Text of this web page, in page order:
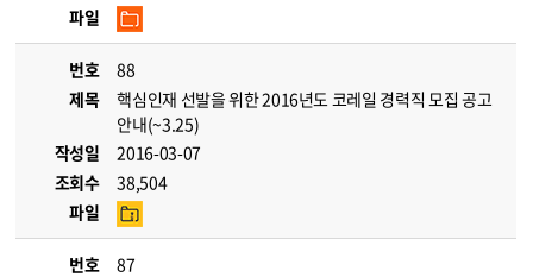
파일
번호
88
제목
핵심인재 선발을 위한 2016년도 코레일 경력직 모집 공고
안내(~3.25)
작성일
2016-03-07
조회수
38,504
파일
번호
87